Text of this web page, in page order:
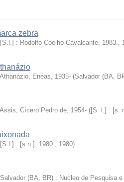
zebra
[S.l.] : Rodolfo Coelho Cavalcante, 1983.,
Athanázio, Enéas, 1935- (Salvador (BA,
Assis, Cícero Pedro de, 1954- ([S. l.] : [s.
[S.l.] : [s.n.], 1980., 1980)
Salvador (BA, BR) : Nucleo de Pesquisa